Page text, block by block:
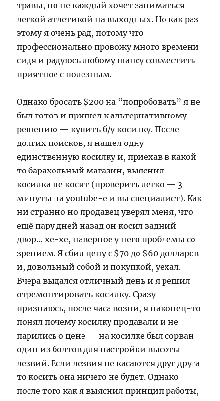
травы, но не каждый хочет заниматься
легкой атлетикой на выходных. Но как раз
этому я очень рад, потому что
профессионально провожу много времени
сидя и радуюсь любому шансу совместить
приятное с полезным.
Однако бросать $200 на “попробовать” я не
был готов и пришел к альтернативному
решению — купить б/у косилку. После
долгих поисков, я нашел одну
единственную косилку и, приехав в какой-
то барахольный магазин, выяснил —
косилка не косит (проверить легко — 3
минуты на youtube-е и вы специалист). Как
ни странно но продавец уверял меня, что
ещё пару дней назад он косил задний
двор… хе-хе, наверное у него проблемы со
зрением. Я сбил цену с $70 до $60 долларов
и, довольный собой и покупкой, уехал.
Вчера выдался отличный день и я решил
отремонтировать косилку. Сразу
признаюсь, после часа возни, я наконец-то
понял почему косилку продавали и не
парились о цене — на косилке был сорван
один из болтов для настройки высоты
лезвий. Если лезвия не касаются друг друга
то косить она ничего не будет. Однако
после того как я выяснил принцип работы,